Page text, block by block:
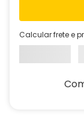
Calcular frete e